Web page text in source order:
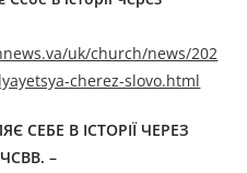
uk/church/news/202
cherez-slovo.html
СЕБЕ В ІСТОРІЇ ЧЕРЕЗ
–